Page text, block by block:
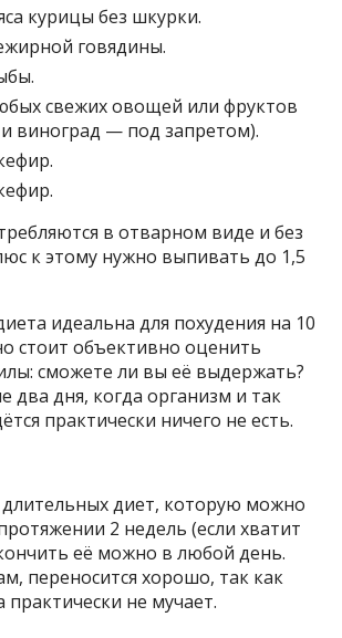
курицы без шкурки.
говядины.
свежих овощей или фруктов
виноград — под запретом).
в отварном виде и без
к этому нужно выпивать до 1,5
идеальна для похудения на 10
стоит объективно оценить
сможете ли вы её выдержать?
два дня, когда организм и так
практически ничего не есть.
диет, которую можно
2 недель (если хватит
её можно в любой день.
переносится хорошо, так как
практически не мучает.